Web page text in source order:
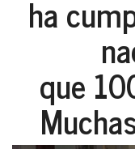
ha
que